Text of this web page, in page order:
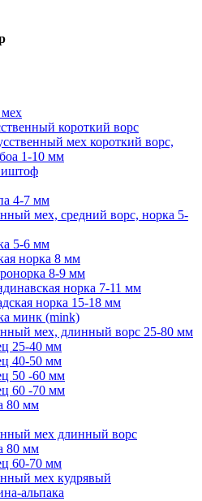
короткий ворс
мех короткий ворс,
1-10 мм
4-7 мм
мех, средний ворс, норка 5-
5-6 мм
норка 8 мм
8-9 мм
норка 7-11 мм
норка 15-18 мм
минк (mink)
мех, длинный ворс 25-80 мм
25-40 мм
40-50 мм
50 -60 мм
60 -70 мм
80 мм
мех длинный ворс
80 мм
60-70 мм
мех кудрявый
альпака